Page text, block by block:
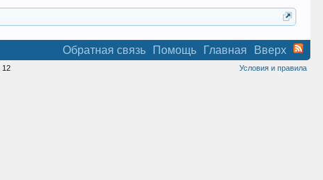
Обратная связь Помощь Главная Вверх
Условия и правила
12